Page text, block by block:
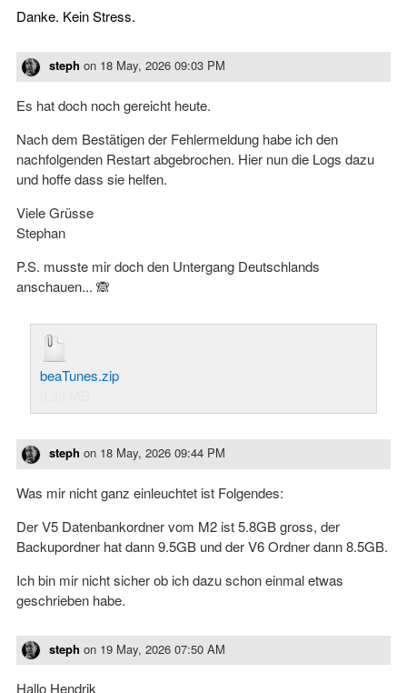
Danke. Kein Stress.
steph on 18 May, 2026 09:03 PM
Es hat doch noch gereicht heute.
Nach dem Bestätigen der Fehlermeldung habe ich den
nachfolgenden Restart abgebrochen. Hier nun die Logs dazu
und hoffe dass sie helfen.
Viele Grüsse
Stephan
P.S. musste mir doch den Untergang Deutschlands
anschauen... 🙈
beaTunes.zip
steph on 18 May, 2026 09:44 PM
Was mir nicht ganz einleuchtet ist Folgendes:
Der V5 Datenbankordner vom M2 ist 5.8GB gross, der
Backupordner hat dann 9.5GB und der V6 Ordner dann 8.5GB.
Ich bin mir nicht sicher ob ich dazu schon einmal etwas
geschrieben habe.
steph on 19 May, 2026 07:50 AM
Hallo Hendrik